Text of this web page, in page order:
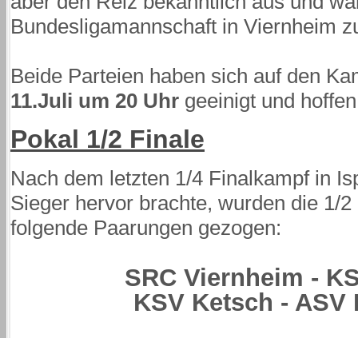
Bundesligamannschaft in Viernheim
Beide Parteien haben sich auf den
11.Juli um 20 Uhr geeinigt und
Pokal 1/2 Finale
Nach dem letzten 1/4 Finalkampf in
Sieger hervor brachte, wurden die 1/
folgende Paarungen gezogen:
SRC Viernheim -
KSV Ketsch -